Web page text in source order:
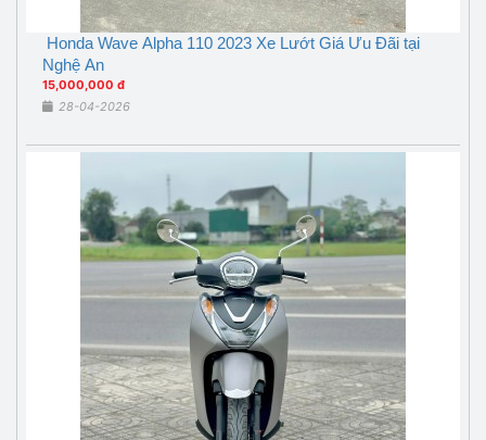
Honda Wave Alpha 110 2023 Xe Lướt Giá Ưu Đãi tại
Nghệ An
15,000,000 đ
28-04-2026